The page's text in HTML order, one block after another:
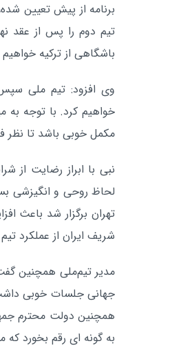
برنامه از پیش تعیین
تیم دوم را پس از عقد
باشگاهی از ترکیه
وی افزود: تیم ملی سپس
خواهیم کرد. با توجه به
مکمل خوبی باشد تا نظر
لحاظ روحی و انگیزشی
تهران برگزار شد باعث
شریف ایران از عملکرد
مدیر تیم‌ملی همچنین
جهانی جلسات خوبی
همچنین دولت محترم
به گونه ای رقم بخورد که